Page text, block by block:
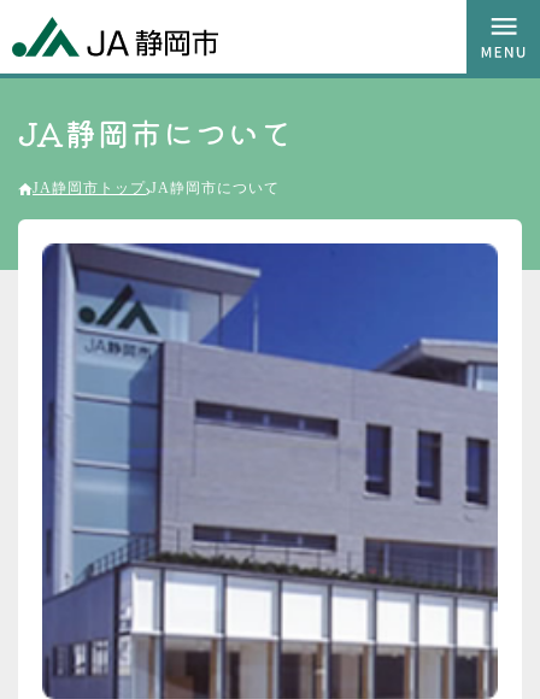
JA静岡市について
JA静岡市トップ JA静岡市について